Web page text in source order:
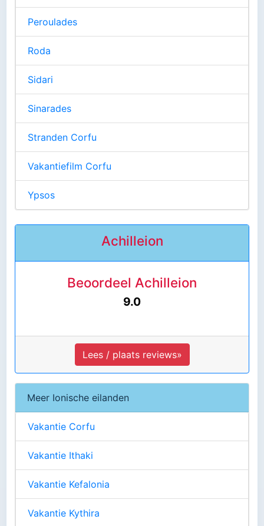
Peroulades
Roda
Sidari
Sinarades
Stranden Corfu
Vakantiefilm Corfu
Ypsos
Achilleion
Beoordeel Achilleion
9.0
Lees / plaats reviews»
Meer Ionische eilanden
Vakantie Corfu
Vakantie Ithaki
Vakantie Kefalonia
Vakantie Kythira